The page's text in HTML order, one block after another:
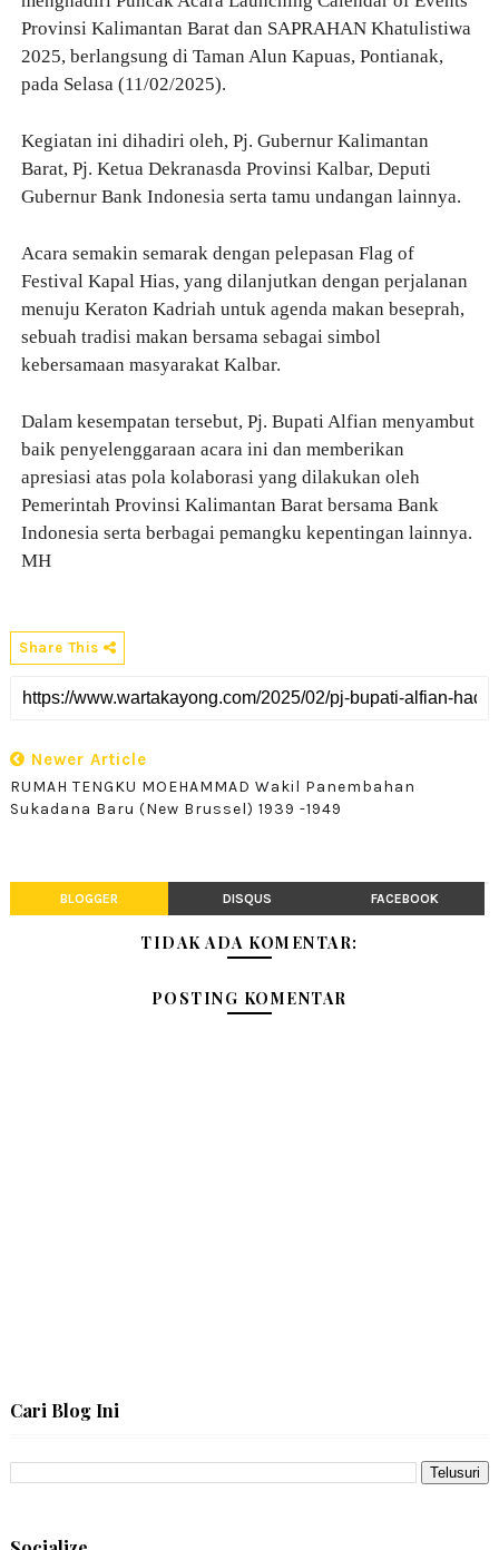
Provinsi Kalimantan Barat dan SAPRAHAN Khatulistiwa
2025, berlangsung di Taman Alun Kapuas, Pontianak,
pada Selasa (11/02/2025).
Kegiatan ini dihadiri oleh, Pj. Gubernur Kalimantan
Barat, Pj. Ketua Dekranasda Provinsi Kalbar, Deputi
Gubernur Bank Indonesia serta tamu undangan lainnya.
Acara semakin semarak dengan pelepasan Flag of
Festival Kapal Hias, yang dilanjutkan dengan perjalanan
menuju Keraton Kadriah untuk agenda makan beseprah,
sebuah tradisi makan bersama sebagai simbol
kebersamaan masyarakat Kalbar.
Dalam kesempatan tersebut, Pj. Bupati Alfian menyambut
baik penyelenggaraan acara ini dan memberikan
apresiasi atas pola kolaborasi yang dilakukan oleh
Pemerintah Provinsi Kalimantan Barat bersama Bank
Indonesia serta berbagai pemangku kepentingan lainnya.
MH
Share This
Newer Article
RUMAH TENGKU MOEHAMMAD Wakil Panembahan
Sukadana Baru (New Brussel) 1939 -1949
BLOGGER DISQUS FACEBOOK
TIDAK ADA KOMENTAR:
POSTING KOMENTAR
Cari Blog Ini